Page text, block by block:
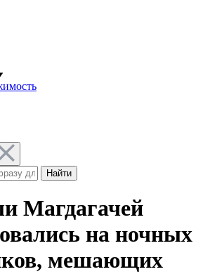
Найти
Магдагачей
на ночных
мешающих